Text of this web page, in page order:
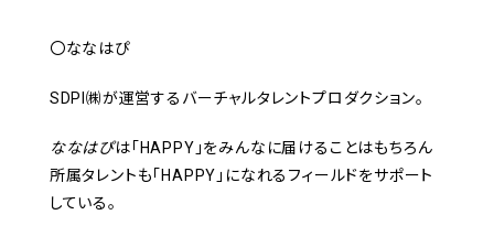
〇ななはぴ
SDPI㈱が運営するバーチャルタレントプロダクション。
ななはぴは「HAPPY」をみんなに届けることはもちろん
所属タレントも「HAPPY」になれるフィールドをサポート
している。